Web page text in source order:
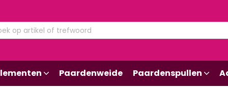
Paardenweide Paardenspullen